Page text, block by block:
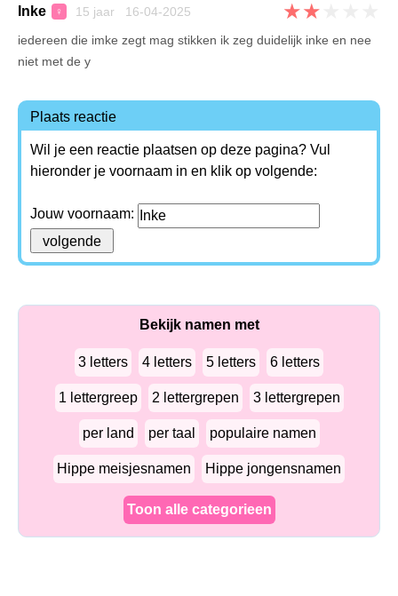
Inke ♀ 15 jaar 16-04-2025 ★★
iedereen die imke zegt mag stikken ik zeg duidelijk inke en nee
niet met de y
Plaats reactie
Wil je een reactie plaatsen op deze pagina? Vul
hieronder je voornaam in en klik op volgende:
Jouw voornaam:
Bekijk namen met
3 letters 4 letters 5 letters 6 letters
1 lettergreep 2 lettergrepen 3 lettergrepen
per land per taal populaire namen
Hippe meisjesnamen Hippe jongensnamen
Toon alle categorieen